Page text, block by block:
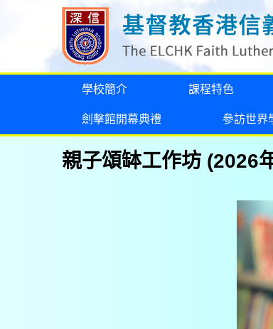
學校簡介 課程特色
劍擊館開幕典禮 參訪世界
親子頌缽工作坊 (2026